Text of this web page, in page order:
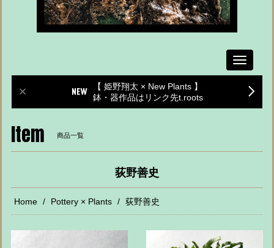
Toggle
【 姫野翔太 × New Plants 】
鉢・器作品はリンク先t.roots
Item 商品一覧
荻野善史
Home Pottery × Plants 荻野善史